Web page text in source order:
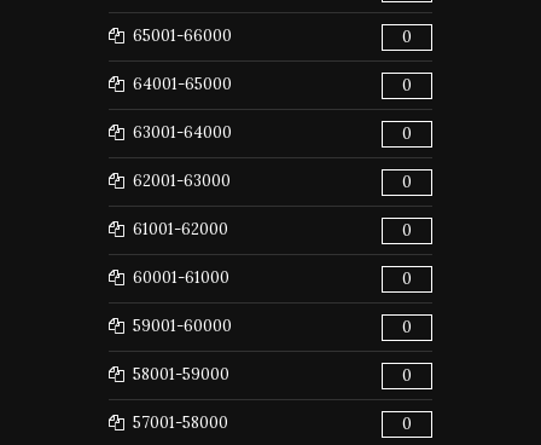
65001-66000 0
64001-65000 0
63001-64000 0
62001-63000 0
61001-62000 0
60001-61000 0
59001-60000 0
58001-59000 0
57001-58000 0